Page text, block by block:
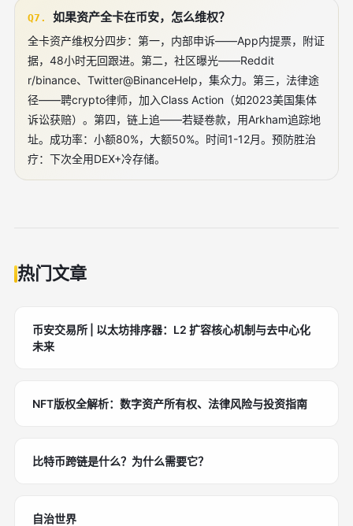
Q7. 如果资产全卡在币安，怎么维权？
全卡资产维权分四步：第一，内部申诉——App内提票，附证
据，48小时无回跟进。第二，社区曝光——Reddit
r/binance、Twitter@BinanceHelp，集众力。第三，法律途
径——聘crypto律师，加入Class Action（如2023美国集体
诉讼获赔）。第四，链上追——若疑卷款，用Arkham追踪地
址。成功率：小额80%，大额50%。时间1-12月。预防胜治
疗：下次全用DEX+冷存储。
热门文章
币安交易所 | 以太坊排序器：L2 扩容核心机制与去中心化
未来
NFT版权全解析：数字资产所有权、法律风险与投资指南
比特币跨链是什么？为什么需要它？
自治世界